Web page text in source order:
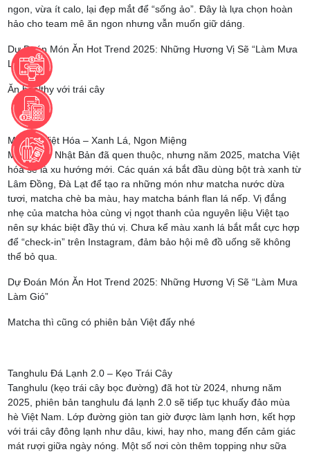
ngon, vừa ít calo, lại đẹp mắt để “sống ảo”. Đây là lựa chọn hoàn
hảo cho team mê ăn ngon nhưng vẫn muốn giữ dáng.
Dự Đoán Món Ăn Hot Trend 2025: Những Hương Vị Sẽ “Làm Mưa
Làm Gió”
Ăn healthy với trái cây
Matcha Việt Hóa – Xanh Lá, Ngon Miệng
Matcha từ Nhật Bản đã quen thuộc, nhưng năm 2025, matcha Việt
hóa sẽ là xu hướng mới. Các quán xá bắt đầu dùng bột trà xanh từ
Lâm Đồng, Đà Lạt để tạo ra những món như matcha nước dừa
tươi, matcha chè ba màu, hay matcha bánh flan lá nếp. Vị đắng
nhẹ của matcha hòa cùng vị ngọt thanh của nguyên liệu Việt tạo
nên sự khác biệt đầy thú vị. Chưa kể màu xanh lá bắt mắt cực hợp
để “check-in” trên Instagram, đảm bảo hội mê đồ uống sẽ không
thể bỏ qua.
Dự Đoán Món Ăn Hot Trend 2025: Những Hương Vị Sẽ “Làm Mưa
Làm Gió”
Matcha thì cũng có phiên bản Việt đấy nhé
Tanghulu Đá Lạnh 2.0 – Kẹo Trái Cây
Tanghulu (kẹo trái cây bọc đường) đã hot từ 2024, nhưng năm
2025, phiên bản tanghulu đá lạnh 2.0 sẽ tiếp tục khuấy đảo mùa
hè Việt Nam. Lớp đường giòn tan giờ được làm lạnh hơn, kết hợp
với trái cây đông lạnh như dâu, kiwi, hay nho, mang đến cảm giác
mát rượi giữa ngày nóng. Một số nơi còn thêm topping như sữa